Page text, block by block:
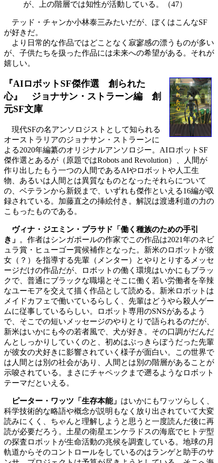
が、上の階層では知性が活動している。（47）
テッド・チャンか小林泰三みたいだが、ぼくはこんなSF
が好きだ。
より日常的な作品ではどことなく寂寥感の漂うものが多い
が、子供たちを扱った作品には未来への希望がある。それが
嬉しい。
『AIロボットSF傑作選 創られた
心』 ジョナサン・ストラーン編 創
元SF文庫
現代SFの名アンソロジストとして知られる
オーストラリアのジョナサン・ストラーンに
よる2020年編纂のオリジナルアンソロジー。AIロボットSF
傑作選とあるが（原題ではRobots and Revolution）、人間が
作り出したもう一つの人間であるAIやロボットや人工生
物、あるいは人間とは異質なものとなったそれらについて
の、ベテランから新鋭まで、いずれも傑作といえる16編が収
録されている。加藤直之の挿絵付き。解説は渡邊利道の力の
こもったものである。
ヴィナ・ジエミン・プラサド「働く種族のための手引
き」 。作者はシンガポールの作家でこの作品は2021年のネビ
ュラ賞・ヒューゴー賞候補作となった。新米のロボットが彼
女（？）を指導する先輩（メンター）とやりとりするメッセ
ージだけの作品だが、ロボットの働く環境はいかにもブラッ
クで、普通にブラックな職場とそこに働く若い労働者を辛辣
なユーモアを交えて描く作品として読める。新米ロボットは
メイドカフェで働いているらしく、先輩はどうやら殺人ゲー
ムに従事しているらしい。ロボット専用のSNSがあるよう
で、そこでの短いメッセージのやりとりで語られるのだが、
新米はいかにも今の若者風で、犬が好き。その口調がだんだ
んとしっかりしていくのと、初めはぶっきらぼうだった先輩
が彼女の犬好きに影響されていく様子が面白い。この世界で
は人間とは別の社会があり、人間とは別の階層があることが
示唆されている。まさにチャペックまで遡るようなロボット
テーマだといえる。
ピーター・ワッツ「生存本能」 はいかにもワッツらしく、
科学技術的な略語や概念が説明もなく放り出されていて大変
読みにくく、ちゃんと理解しようと思うと一度読んだ後に再
読が必要だろう。土星の衛星エンケラドスの海底でヒトデ型
の探査ロボットが生命活動の兆候を調査している。地球の月
軌道からそのコントロールをしているのはランゲと助手のサ